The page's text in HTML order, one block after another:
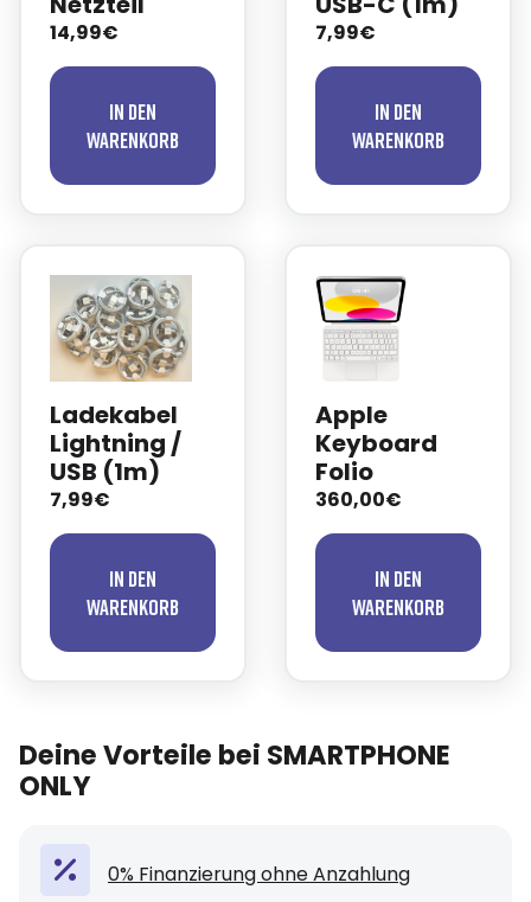
14,99€
In den
Warenkorb
7,99€
In den
Warenkorb
Ladekabel
Lightning /
USB (1m)
7,99€
In den
Warenkorb
Apple
Keyboard
Folio
360,00€
In den
Warenkorb
Deine Vorteile bei SMARTPHONE
ONLY
0% Finanzierung ohne Anzahlung